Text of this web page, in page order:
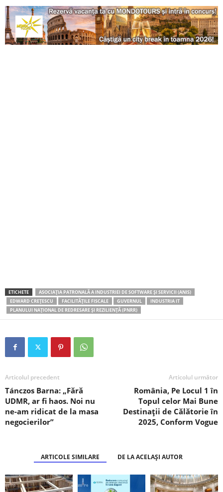
ETICHETE
ASOCIAȚIA PATRONALĂ A INDUSTRIEI DE SOFTWARE ȘI SERVICII (ANIS)
EDWARD CREȚESCU
FACILITĂȚILE FISCALE GUVERNUL
INDUSTRIA IT
PLANULUI NAȚIONAL DE REDRESARE ȘI REZILIENȚĂ (PNRR)
Articolul precedent
Tánczos Barna: „Fără
UDMR, ar fi haos. Noi nu
ne-am ridicat de la masa
negocierilor”
Articolul următor
România, Pe Locul 1 în
Topul celor Mai Bune
Destinații de Călătorie în
2025, Conform Vogue
ARTICOLE SIMILARE DE LA ACELAȘI AUTOR